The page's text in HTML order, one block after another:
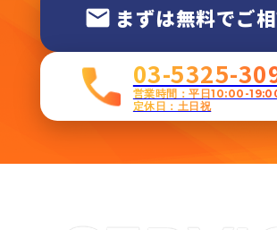
まずは無料でご
03-5325-
営業時間：平日10:00-
定休日：土日祝